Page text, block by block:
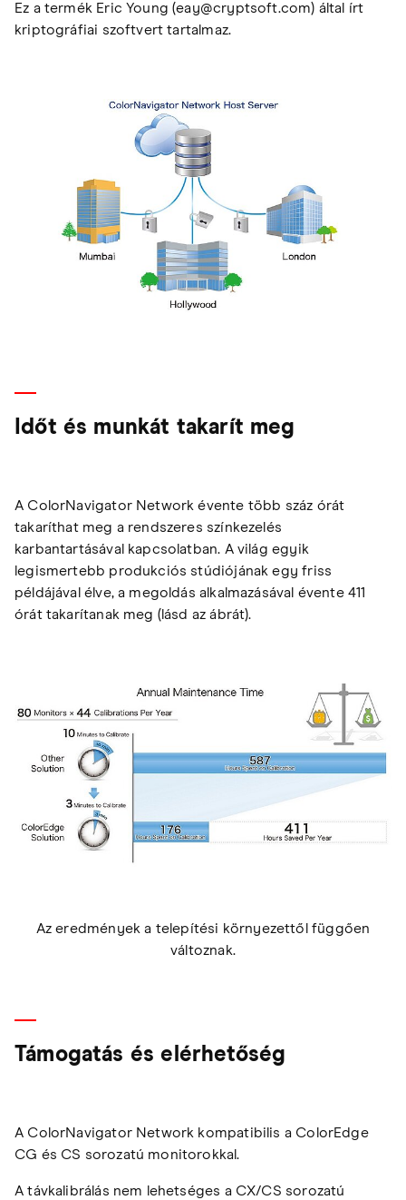
Ez a termék Eric Young (eay@cryptsoft.com) által írt
kriptográfiai szoftvert tartalmaz.
Időt és munkát takarít meg
A ColorNavigator Network évente több száz órát
takaríthat meg a rendszeres színkezelés
karbantartásával kapcsolatban. A világ egyik
legismertebb produkciós stúdiójának egy friss
példájával élve, a megoldás alkalmazásával évente 411
órát takarítanak meg (lásd az ábrát).
Az eredmények a telepítési környezettől függően
változnak.
Támogatás és elérhetőség
A ColorNavigator Network kompatibilis a ColorEdge
CG és CS sorozatú monitorokkal.
A távkalibrálás nem lehetséges a CX/CS sorozatú